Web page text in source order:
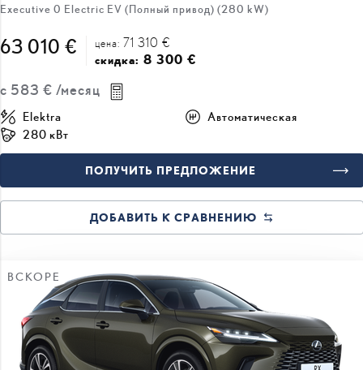
Executive 0 Electric EV (Полный привод) (280 kW)
63 010 € цена: 71 310 €
скидка: 8 300 €
с 583 € /месяц
Elektra
Автоматическая
280 кВт
ПОЛУЧИТЬ ПРЕДЛОЖЕНИЕ
ДОБАВИТЬ К СРАВНЕНИЮ
ВСКОРЕ